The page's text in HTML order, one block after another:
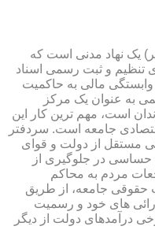
یک نهاد مدنی است که
تنظیم و ثبت رسمی اسناد
مالی به حاکمیت
به عنوان یک مرکز
است، مهم ترین کار این
جامعه است. سردفتر
مستقل از دولت و قوای
حساسی در جلوگیری از
مردم به محاکم
حقوقی جامعه، از طریق
های خود و رسمیت
درآمدهای دولت از دیگر